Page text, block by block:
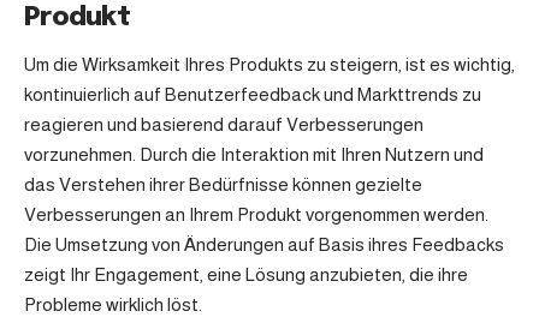
Produkt
Um die Wirksamkeit Ihres Produkts zu steigern, ist es wichtig,
kontinuierlich auf Benutzerfeedback und Markttrends zu
reagieren und basierend darauf Verbesserungen
vorzunehmen. Durch die Interaktion mit Ihren Nutzern und
das Verstehen ihrer Bedürfnisse können gezielte
Verbesserungen an Ihrem Produkt vorgenommen werden.
Die Umsetzung von Änderungen auf Basis ihres Feedbacks
zeigt Ihr Engagement, eine Lösung anzubieten, die ihre
Probleme wirklich löst.